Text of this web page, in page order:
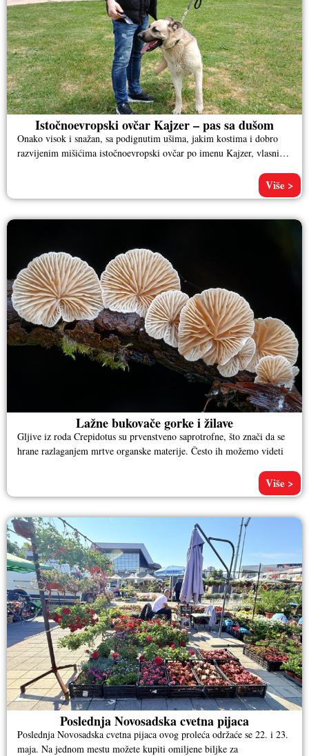
Istočnoevropski ovčar Kajzer – pas sa dušom
Onako visok i snažan, sa podignutim ušima, jakim kostima i dobro
razvijenim mišićima istočnoevropski ovčar po imenu Kajzer, vlasnika
Više >
Lažne bukovače gorke i žilave
Gljive iz roda Crepidotus su prvenstveno saprotrofne, što znači da se
hrane razlaganjem mrtve organske materije. Često ih možemo videti
Više >
Poslednja Novosadska cvetna pijaca
Poslednja Novosadska cvetna pijaca ovog proleća održaće se 22. i 23.
maja. Na jednom mestu možete kupiti omiljene biljke za